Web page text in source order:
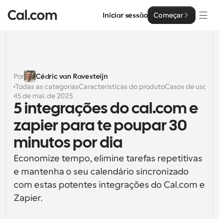
Iniciar sessão Começar
Soluções
Por tamanho da equipa
Para Indivíduos
Agendamento pessoal simplificado
Para Equipas
Agendamento colaborativo para grupos
Para Organizações
Equipas maiores que agendam para um maior controlo
e segurança
Empresa
Desenvolvedor
Documentação do Desenvolvedor
Documentação para a plataforma Cal.com
Tipo de Letra: Cal Sans UI & Text
Cal.ai
Por
Cédric van Ravesteijn
Todas as categoriasCaracterísticas do produtoCasos de uso
15 de mai. de 2025
5 integrações do cal.com e
zapier para te poupar 30
minutos por dia
Economize tempo, elimine tarefas repetitivas
e mantenha o seu calendário sincronizado
com estas potentes integrações do Cal.com e
Zapier.